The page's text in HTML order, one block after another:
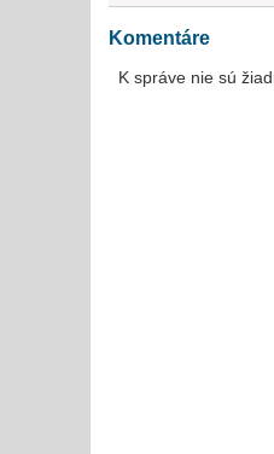
Komentáre
K správe nie sú